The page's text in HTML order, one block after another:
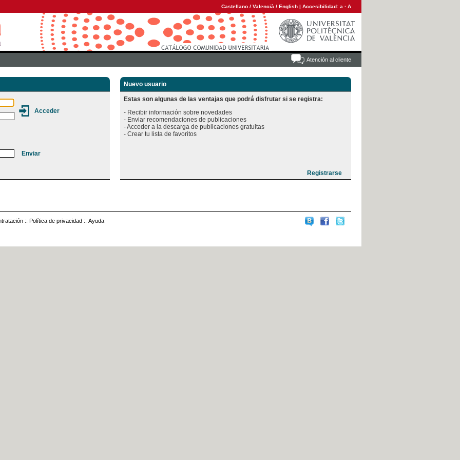
Castellano / Valencià / English | Accesibilidad: a · A
Atención al cliente
Nuevo usuario
Estas son algunas de las ventajas que podrá disfrutar si se registra:
- Recibir información sobre novedades
- Enviar recomendaciones de publicaciones
- Acceder a la descarga de publicaciones gratuitas
:: Política de privacidad :: Ayuda